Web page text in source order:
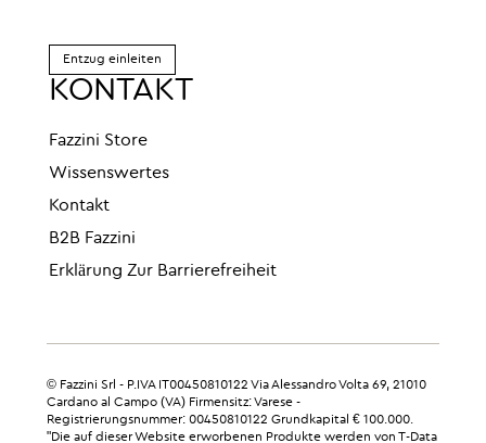
Entzug einleiten
KONTAKT
Fazzini Store
Wissenswertes
Kontakt
B2B Fazzini
Erklärung Zur Barrierefreiheit
© Fazzini Srl - P.IVA IT00450810122 Via Alessandro Volta 69, 21010
Cardano al Campo (VA) Firmensitz: Varese -
Registrierungsnummer: 00450810122 Grundkapital € 100.000.
"Die auf dieser Website erworbenen Produkte werden von T-Data